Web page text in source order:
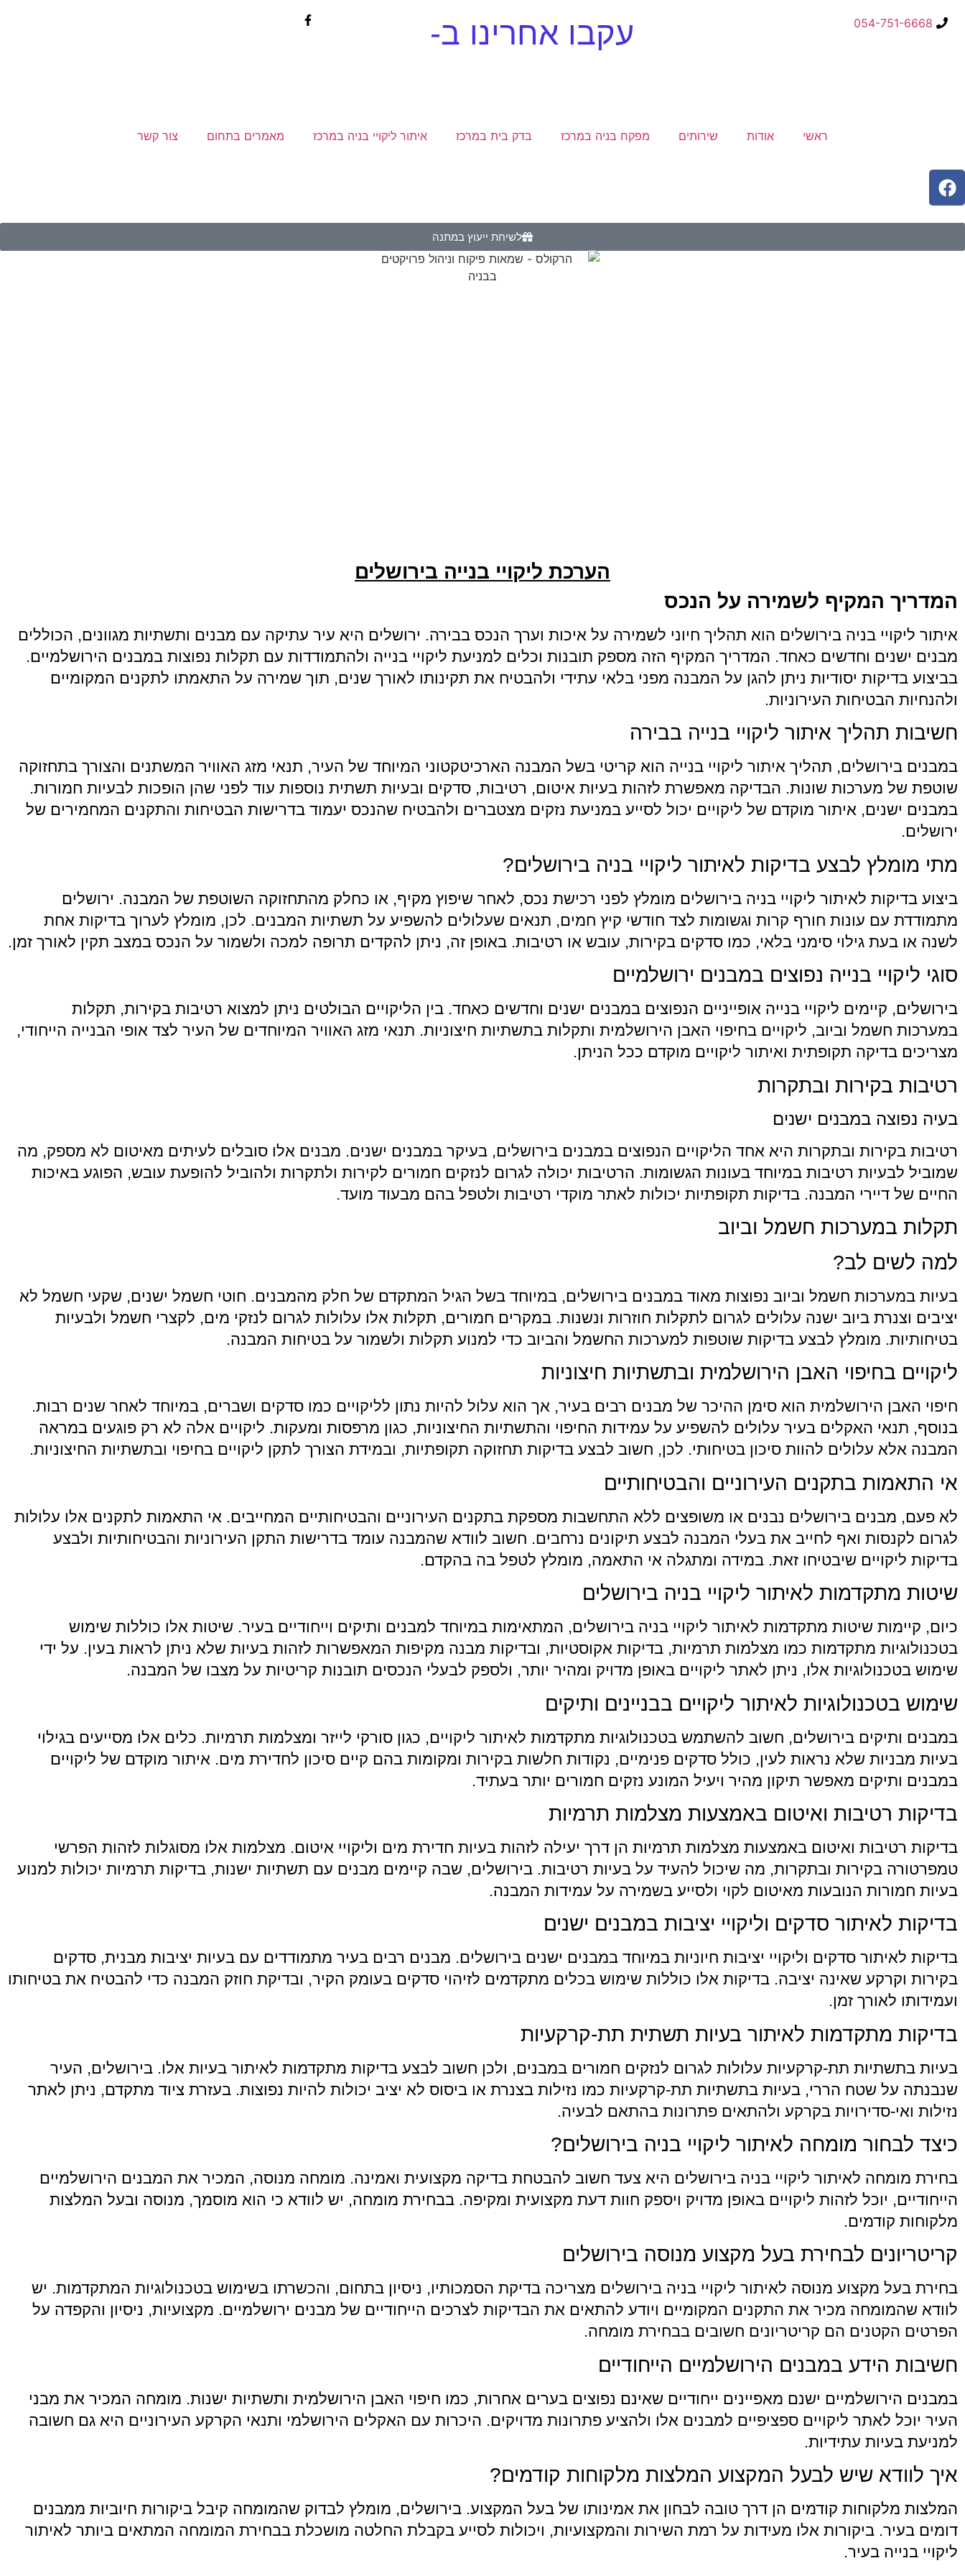
054-751-6668 עקבו אחרינו ב-
ראשי אודות שירותים מפקח בניה במרכז בדק בית במרכז איתור ליקויי בניה במרכז מאמרים בתחום צור קשר
לשיחת ייעוץ במתנה
הערכת ליקויי בנייה בירושלים
המדריך המקיף לשמירה על הנכס
איתור ליקויי בניה בירושלים הוא תהליך חיוני לשמירה על איכות וערך הנכס בבירה. ירושלים היא עיר עתיקה עם מבנים ותשתיות מגוונים, הכוללים
מבנים ישנים וחדשים כאחד. המדריך המקיף הזה מספק תובנות וכלים למניעת ליקויי בנייה ולהתמודדות עם תקלות נפוצות במבנים הירושלמיים.
בביצוע בדיקות יסודיות ניתן להגן על המבנה מפני בלאי עתידי ולהבטיח את תקינותו לאורך שנים, תוך שמירה על התאמתו לתקנים המקומיים
ולהנחיות הבטיחות העירוניות.
חשיבות תהליך איתור ליקויי בנייה בבירה
במבנים בירושלים, תהליך איתור ליקויי בנייה הוא קריטי בשל המבנה הארכיטקטוני המיוחד של העיר, תנאי מזג האוויר המשתנים והצורך בתחזוקה
שוטפת של מערכות שונות. הבדיקה מאפשרת לזהות בעיות איטום, רטיבות, סדקים ובעיות תשתית נוספות עוד לפני שהן הופכות לבעיות חמורות.
במבנים ישנים, איתור מוקדם של ליקויים יכול לסייע במניעת נזקים מצטברים ולהבטיח שהנכס יעמוד בדרישות הבטיחות והתקנים המחמירים של
ירושלים.
מתי מומלץ לבצע בדיקות לאיתור ליקויי בניה בירושלים?
ביצוע בדיקות לאיתור ליקויי בניה בירושלים מומלץ לפני רכישת נכס, לאחר שיפוץ מקיף, או כחלק מהתחזוקה השוטפת של המבנה. ירושלים
מתמודדת עם עונות חורף קרות וגשומות לצד חודשי קיץ חמים, תנאים שעלולים להשפיע על תשתיות המבנים. לכן, מומלץ לערוך בדיקות אחת
לשנה או בעת גילוי סימני בלאי, כמו סדקים בקירות, עובש או רטיבות. באופן זה, ניתן להקדים תרופה למכה ולשמור על הנכס במצב תקין לאורך זמן.
סוגי ליקויי בנייה נפוצים במבנים ירושלמיים
בירושלים, קיימים ליקויי בנייה אופייניים הנפוצים במבנים ישנים וחדשים כאחד. בין הליקויים הבולטים ניתן למצוא רטיבות בקירות, תקלות
במערכות חשמל וביוב, ליקויים בחיפוי האבן הירושלמית ותקלות בתשתיות חיצוניות. תנאי מזג האוויר המיוחדים של העיר לצד אופי הבנייה הייחודי,
מצריכים בדיקה תקופתית ואיתור ליקויים מוקדם ככל הניתן.
רטיבות בקירות ובתקרות
בעיה נפוצה במבנים ישנים
רטיבות בקירות ובתקרות היא אחד הליקויים הנפוצים במבנים בירושלים, בעיקר במבנים ישנים. מבנים אלו סובלים לעיתים מאיטום לא מספק, מה
שמוביל לבעיות רטיבות במיוחד בעונות הגשומות. הרטיבות יכולה לגרום לנזקים חמורים לקירות ולתקרות ולהוביל להופעת עובש, הפוגע באיכות
החיים של דיירי המבנה. בדיקות תקופתיות יכולות לאתר מוקדי רטיבות ולטפל בהם מבעוד מועד.
תקלות במערכות חשמל וביוב
למה לשים לב?
בעיות במערכות חשמל וביוב נפוצות מאוד במבנים בירושלים, במיוחד בשל הגיל המתקדם של חלק מהמבנים. חוטי חשמל ישנים, שקעי חשמל לא
יציבים וצנרת ביוב ישנה עלולים לגרום לתקלות חוזרות ונשנות. במקרים חמורים, תקלות אלו עלולות לגרום לנזקי מים, לקצרי חשמל ולבעיות
בטיחותיות. מומלץ לבצע בדיקות שוטפות למערכות החשמל והביוב כדי למנוע תקלות ולשמור על בטיחות המבנה.
ליקויים בחיפוי האבן הירושלמית ובתשתיות חיצוניות
חיפוי האבן הירושלמית הוא סימן ההיכר של מבנים רבים בעיר, אך הוא עלול להיות נתון לליקויים כמו סדקים ושברים, במיוחד לאחר שנים רבות.
בנוסף, תנאי האקלים בעיר עלולים להשפיע על עמידות החיפוי והתשתיות החיצוניות, כגון מרפסות ומעקות. ליקויים אלה לא רק פוגעים במראה
המבנה אלא עלולים להוות סיכון בטיחותי. לכן, חשוב לבצע בדיקות תחזוקה תקופתיות, ובמידת הצורך לתקן ליקויים בחיפוי ובתשתיות החיצוניות.
אי התאמות בתקנים העירוניים והבטיחותיים
לא פעם, מבנים בירושלים נבנים או משופצים ללא התחשבות מספקת בתקנים העירוניים והבטיחותיים המחייבים. אי התאמות לתקנים אלו עלולות
לגרום לקנסות ואף לחייב את בעלי המבנה לבצע תיקונים נרחבים. חשוב לוודא שהמבנה עומד בדרישות התקן העירוניות והבטיחותיות ולבצע
בדיקות ליקויים שיבטיחו זאת. במידה ומתגלה אי התאמה, מומלץ לטפל בה בהקדם.
שיטות מתקדמות לאיתור ליקויי בניה בירושלים
כיום, קיימות שיטות מתקדמות לאיתור ליקויי בניה בירושלים, המתאימות במיוחד למבנים ותיקים וייחודיים בעיר. שיטות אלו כוללות שימוש
בטכנולוגיות מתקדמות כמו מצלמות תרמיות, בדיקות אקוסטיות, ובדיקות מבנה מקיפות המאפשרות לזהות בעיות שלא ניתן לראות בעין. על ידי
שימוש בטכנולוגיות אלו, ניתן לאתר ליקויים באופן מדויק ומהיר יותר, ולספק לבעלי הנכסים תובנות קריטיות על מצבו של המבנה.
שימוש בטכנולוגיות לאיתור ליקויים בבניינים ותיקים
במבנים ותיקים בירושלים, חשוב להשתמש בטכנולוגיות מתקדמות לאיתור ליקויים, כגון סורקי לייזר ומצלמות תרמיות. כלים אלו מסייעים בגילוי
בעיות מבניות שלא נראות לעין, כולל סדקים פנימיים, נקודות חלשות בקירות ומקומות בהם קיים סיכון לחדירת מים. איתור מוקדם של ליקויים
במבנים ותיקים מאפשר תיקון מהיר ויעיל המונע נזקים חמורים יותר בעתיד.
בדיקות רטיבות ואיטום באמצעות מצלמות תרמיות
בדיקות רטיבות ואיטום באמצעות מצלמות תרמיות הן דרך יעילה לזהות בעיות חדירת מים וליקויי איטום. מצלמות אלו מסוגלות לזהות הפרשי
טמפרטורה בקירות ובתקרות, מה שיכול להעיד על בעיות רטיבות. בירושלים, שבה קיימים מבנים עם תשתיות ישנות, בדיקות תרמיות יכולות למנוע
בעיות חמורות הנובעות מאיטום לקוי ולסייע בשמירה על עמידות המבנה.
בדיקות לאיתור סדקים וליקויי יציבות במבנים ישנים
בדיקות לאיתור סדקים וליקויי יציבות חיוניות במיוחד במבנים ישנים בירושלים. מבנים רבים בעיר מתמודדים עם בעיות יציבות מבנית, סדקים
בקירות וקרקע שאינה יציבה. בדיקות אלו כוללות שימוש בכלים מתקדמים לזיהוי סדקים בעומק הקיר, ובדיקת חוזק המבנה כדי להבטיח את בטיחותו
ועמידותו לאורך זמן.
בדיקות מתקדמות לאיתור בעיות תשתית תת-קרקעיות
בעיות בתשתיות תת-קרקעיות עלולות לגרום לנזקים חמורים במבנים, ולכן חשוב לבצע בדיקות מתקדמות לאיתור בעיות אלו. בירושלים, העיר
שנבנתה על שטח הררי, בעיות בתשתיות תת-קרקעיות כמו נזילות בצנרת או ביסוס לא יציב יכולות להיות נפוצות. בעזרת ציוד מתקדם, ניתן לאתר
נזילות ואי-סדירויות בקרקע ולהתאים פתרונות בהתאם לבעיה.
כיצד לבחור מומחה לאיתור ליקויי בניה בירושלים?
בחירת מומחה לאיתור ליקויי בניה בירושלים היא צעד חשוב להבטחת בדיקה מקצועית ואמינה. מומחה מנוסה, המכיר את המבנים הירושלמיים
הייחודיים, יוכל לזהות ליקויים באופן מדויק ויספק חוות דעת מקצועית ומקיפה. בבחירת מומחה, יש לוודא כי הוא מוסמך, מנוסה ובעל המלצות
מלקוחות קודמים.
קריטריונים לבחירת בעל מקצוע מנוסה בירושלים
בחירת בעל מקצוע מנוסה לאיתור ליקויי בניה בירושלים מצריכה בדיקת הסמכותיו, ניסיון בתחום, והכשרתו בשימוש בטכנולוגיות המתקדמות. יש
לוודא שהמומחה מכיר את התקנים המקומיים ויודע להתאים את הבדיקות לצרכים הייחודיים של מבנים ירושלמיים. מקצועיות, ניסיון והקפדה על
הפרטים הקטנים הם קריטריונים חשובים בבחירת מומחה.
חשיבות הידע במבנים הירושלמיים הייחודיים
במבנים הירושלמיים ישנם מאפיינים ייחודיים שאינם נפוצים בערים אחרות, כמו חיפוי האבן הירושלמית ותשתיות ישנות. מומחה המכיר את מבני
העיר יוכל לאתר ליקויים ספציפיים למבנים אלו ולהציע פתרונות מדויקים. היכרות עם האקלים הירושלמי ותנאי הקרקע העירוניים היא גם חשובה
למניעת בעיות עתידיות.
איך לוודא שיש לבעל המקצוע המלצות מלקוחות קודמים?
המלצות מלקוחות קודמים הן דרך טובה לבחון את אמינותו של בעל המקצוע. בירושלים, מומלץ לבדוק שהמומחה קיבל ביקורות חיוביות ממבנים
דומים בעיר. ביקורות אלו מעידות על רמת השירות והמקצועיות, ויכולות לסייע בקבלת החלטה מושכלת בבחירת המומחה המתאים ביותר לאיתור
ליקויי בנייה בעיר.